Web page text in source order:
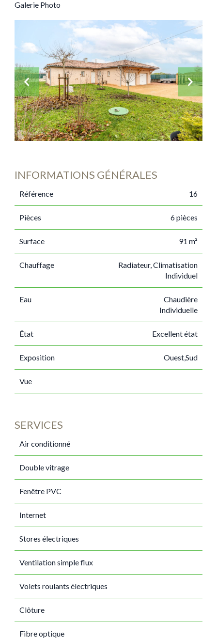
Galerie Photo
INFORMATIONS GÉNÉRALES
Référence 16
Pièces 6 pièces
Surface 91 m²
Chauffage
Radiateur, Climatisation
Individuel
Eau
Chaudière
Individuelle
État Excellent état
Exposition Ouest,Sud
Vue
SERVICES
Air conditionné
Double vitrage
Fenêtre PVC
Internet
Stores électriques
Ventilation simple flux
Volets roulants électriques
Clôture
Fibre optique